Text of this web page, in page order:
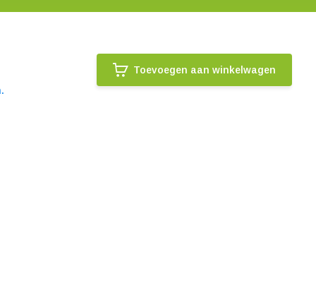
Toevoegen aan winkelwagen